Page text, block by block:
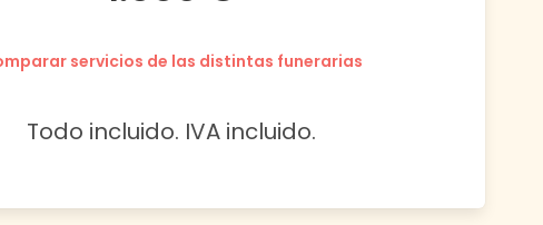
servicios de las distintas funerarias
Todo incluido. IVA incluido.